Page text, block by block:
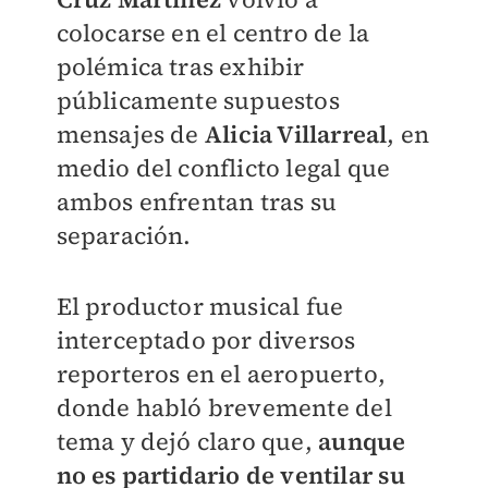
colocarse en el centro de la
polémica tras exhibir
públicamente supuestos
mensajes de Alicia Villarreal, en
medio del conflicto legal que
ambos enfrentan tras su
separación.
El productor musical fue
interceptado por diversos
reporteros en el aeropuerto,
donde habló brevemente del
tema y dejó claro que, aunque
no es partidario de ventilar su